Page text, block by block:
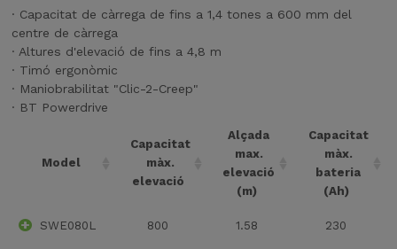
· Capacitat de càrrega de fins a 1,4 tones a 600 mm del
centre de càrrega
· Altures d'elevació de fins a 4,8 m
· Timó ergonòmic
· Maniobrabilitat "Clic-2-Creep"
· BT Powerdrive
Model
Capacitat
màx.
elevació
Alçada
max.
elevació
(m)
Capacitat
màx.
bateria
(Ah)
SWE080L 800 1.58 230